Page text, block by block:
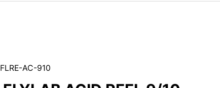
FLRE-AC-910